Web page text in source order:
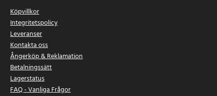
Köpvillkor
Integritetspolicy
Leveranser
Kontakta oss
Ångerköp & Reklamation
Betalningssätt
Lagerstatus
FAQ - Vanliga Frågor